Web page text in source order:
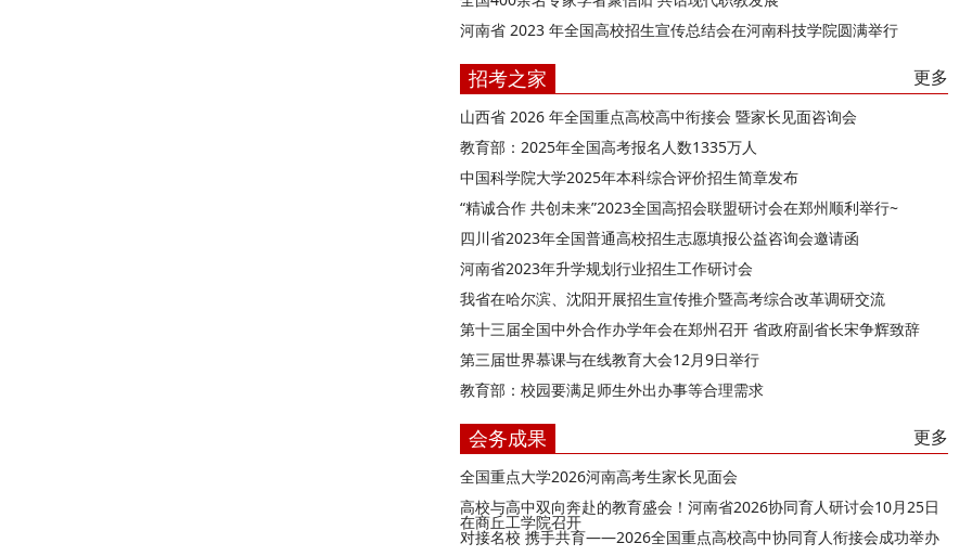
河南省 2023 年全国高校招生宣传总结会在河南科技学院圆满举行
招考之家 更多
山西省 2026 年全国重点高校高中衔接会 暨家长见面咨询会
教育部：2025年全国高考报名人数1335万人
中国科学院大学2025年本科综合评价招生简章发布
“精诚合作 共创未来”2023全国高招会联盟研讨会在郑州顺利举行~
四川省2023年全国普通高校招生志愿填报公益咨询会邀请函
河南省2023年升学规划行业招生工作研讨会
我省在哈尔滨、沈阳开展招生宣传推介暨高考综合改革调研交流
第十三届全国中外合作办学年会在郑州召开 省政府副省长宋争辉致辞
第三届世界慕课与在线教育大会12月9日举行
教育部：校园要满足师生外出办事等合理需求
会务成果 更多
全国重点大学2026河南高考生家长见面会
高校与高中双向奔赴的教育盛会！河南省2026协同育人研讨会10月25日
在商丘工学院召开
对接名校 携手共育——2026全国重点高校高中协同育人衔接会成功举办